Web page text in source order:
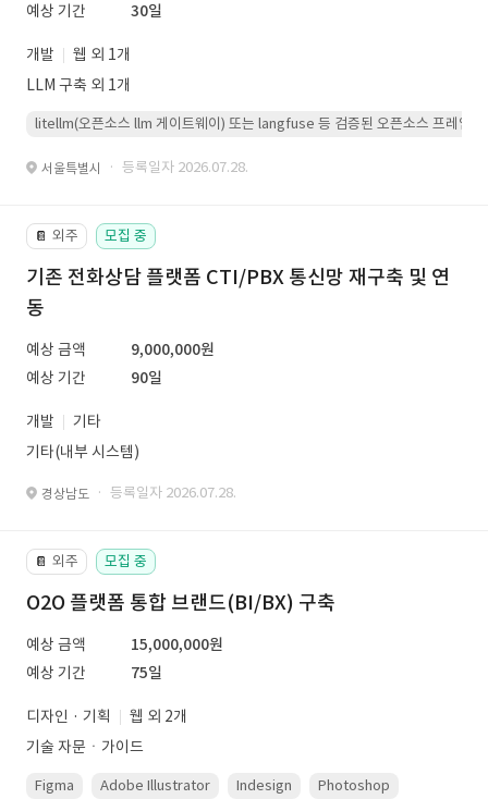
예상 기간
30일
개발
웹 외 1개
LLM 구축 외 1개
litellm(오픈소스 llm 게이트웨이) 또는 langfuse 등 검증된 오픈소스 프레임워
서울특별시 · 등록일자 2026.07.28.
📔 외주 모집 중
기존 전화상담 플랫폼 CTI/PBX 통신망 재구축 및 연
동
예상 금액
9,000,000원
예상 기간
90일
개발
기타
기타(내부 시스템)
경상남도 · 등록일자 2026.07.28.
📔 외주 모집 중
O2O 플랫폼 통합 브랜드(BI/BX) 구축
예상 금액
15,000,000원
예상 기간
75일
디자인 · 기획
웹 외 2개
기술 자문ㆍ가이드
Figma Adobe Illustrator Indesign Photoshop